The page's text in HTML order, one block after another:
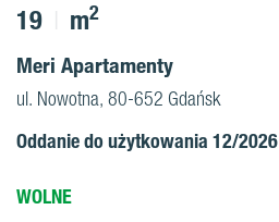
19 m2
Meri Apartamenty
ul. Nowotna, 80-652 Gdańsk
Oddanie do użytkowania 12/2026
WOLNE